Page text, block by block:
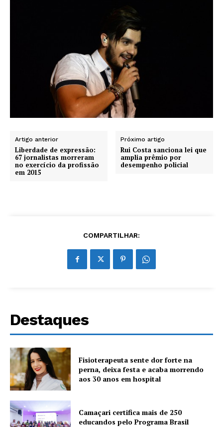
Artigo anterior
Liberdade de expressão:
67 jornalistas morreram
no exercício da profissão
em 2015
Próximo artigo
Rui Costa sanciona lei que
amplia prêmio por
desempenho policial
COMPARTILHAR:
Destaques
Fisioterapeuta sente dor forte na
perna, deixa festa e acaba morrendo
aos 30 anos em hospital
Camaçari certifica mais de 250
educandos pelo Programa Brasil